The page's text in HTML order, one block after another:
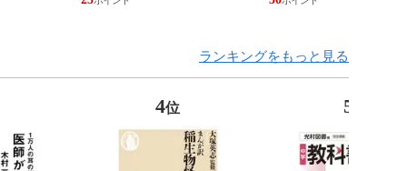
ランキングをもっと見る
4位 5